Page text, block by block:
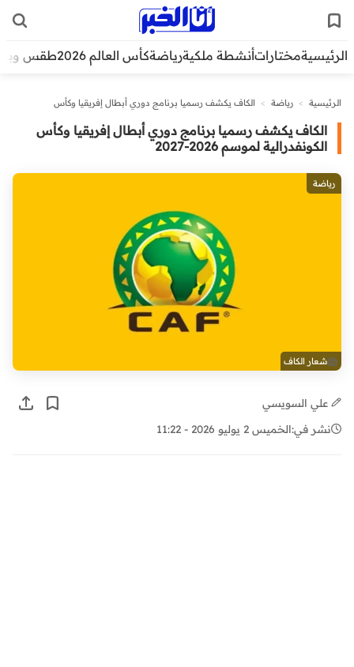
الرئيسيةمختاراتأنشطة ملكيةرياضةكأس العالم 2026 طقس
الرئيسية > رياضة >
الكاف يكشف رسميا برنامج دوري أبطال إفريقيا وكأس
الكاف يكشف رسميا برنامج دوري أبطال إفريقيا وكأس
الكونفدرالية لموسم 2026-2027
رياضة
شعار الكاف
علي السويسي
نشر في:الخميس 2 يوليو 2026 - 11:22